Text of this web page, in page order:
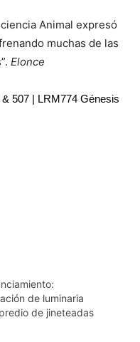
Animal expresó
muchas de las
Elonce
507 | LRM774 Génesis
de luminaria
de jineteadas